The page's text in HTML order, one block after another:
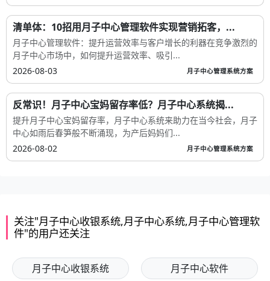
清单体：10招用月子中心管理软件实现营销拓客，...
月子中心管理软件：提升运营效率与客户增长的利器在竞争激烈的
月子中心市场中，如何提升运营效率、吸引...
2026-08-03
月子中心管理系统方案
反常识！月子中心宝妈留存率低？月子中心系统揭...
提升月子中心宝妈留存率，月子中心系统来助力在当今社会，月子
中心如雨后春笋般不断涌现，为产后妈妈们...
2026-08-02
月子中心管理系统方案
关注"月子中心收银系统,月子中心系统,月子中心管理软
件"的用户还关注
月子中心收银系统 月子中心软件